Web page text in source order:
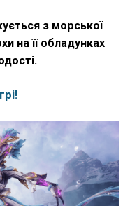
з морської
на її обладунках